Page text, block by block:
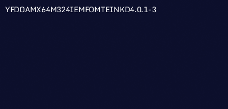
YFDOAMX64M324IEMFOMTEINKD4.0.1-3